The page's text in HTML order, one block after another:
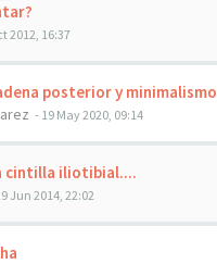
2012, 16:37
posterior y minimalismo
- 19 May 2020, 09:14
cintilla iliotibial....
Jun 2014, 22:02